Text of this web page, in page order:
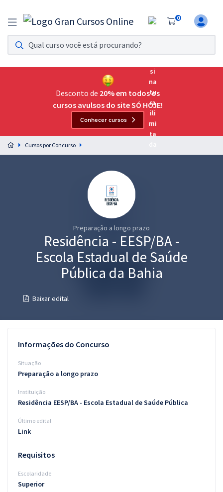
0
Assinatura Ilimitada 11
Acesso a todos os cursos. Teste grátis por 7 dias!
Assinatura OAB Até Passar
Acesso ilimitado a toda preparação para o Exame da
Preparação completa e intensiva para as principais
residências em saúde do Brasil
Graduação
Mentorias
Conteúdo gratuito
Blog
Desconto de 20% em todos os
cursos avulsos do site SÓ HOJE!
Conhecer cursos
Cursos por Concurso
Preparação a longo prazo
Residência - EESP/BA -
Escola Estadual de Saúde
Pública da Bahia
Baixar edital
Informações do Concurso
Situação
Preparação a longo prazo
Instituição
Residência EESP/BA - Escola Estadual de Saúde Pública
Último edital
Link
Requisitos
Escolaridade
Superior